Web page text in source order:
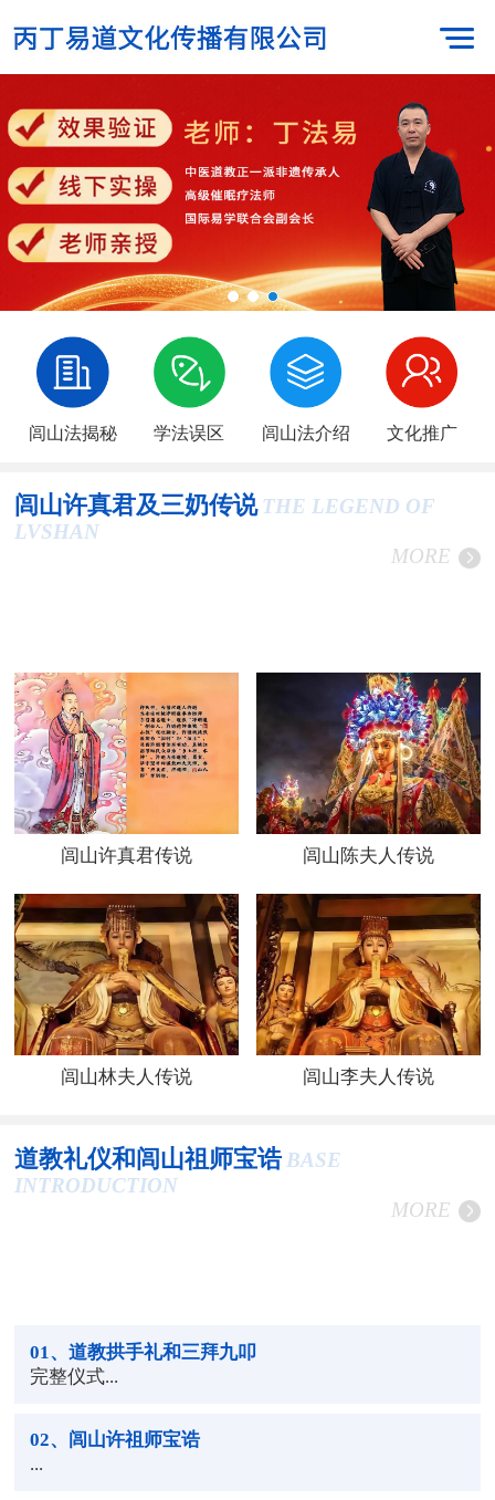
闾山法揭秘 学法误区 闾山法介绍 文化推广
闾山许真君及三奶传说 THE LEGEND OF
LVSHAN
MORE
闾山许真君传说 闾山陈夫人传说
闾山林夫人传说 闾山李夫人传说
道教礼仪和闾山祖师宝诰 BASE
INTRODUCTION
MORE
01 、道教拱手礼和三拜九叩
完整仪式...
02、闾山许祖师宝诰
...